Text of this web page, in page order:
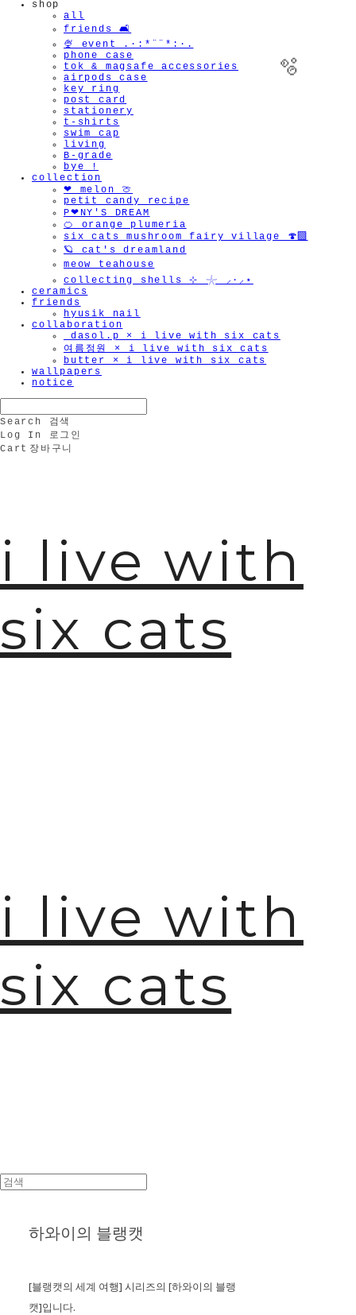
shop
all
friends 🛋️
🍨 event .·:*¨¨*:·.
phone case
tok & magsafe accessories
airpods case
key ring
post card
stationery
t-shirts
swim cap
living
B-grade
bye !
collection
❤︎ melon 🍈
petit candy recipe
P❤︎NY'S DREAM
🍊 orange plumeria
six cats mushroom fairy village 🍄‍🟫
🪐 cat's dreamland
meow teahouse
collecting shells ⊹ 𓇼 ⸝·⸝⋆
ceramics
friends
hyusik_nail
collaboration
_dasol.p × i live with six cats
여름정원 × i live with six cats
butter × i live with six cats
wallpapers
notice
Search
검색
Log In
로그인
Cart 장바구니
i live with
six cats
i live with
six cats
하와이의 블랭캣
[블랭캣의 세계 여행] 시리즈의 [하와이의 블랭
캣]입니다.